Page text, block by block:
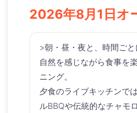
2026年8月1日オ
>朝・昼・夜と、時間ご
自然を感じながら食事を
ニング。
夕食のライブキッチンで
ルBBQや伝統的なチャモ